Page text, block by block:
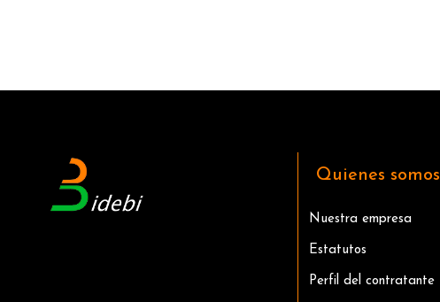
Quienes somos
Nuestra empresa
Estatutos
Perfil del contratante